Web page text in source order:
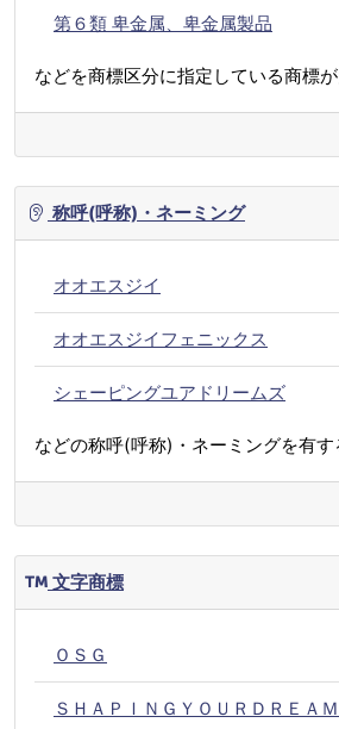
第６類 卑金属、卑金属製品
などを商標区分に指定している商標が
称呼(呼称)・ネーミング
オオエスジイ
オオエスジイフェニックス
シェーピングユアドリームズ
などの称呼(呼称)・ネーミングを有す
文字商標
ＯＳＧ
ＳＨＡＰＩＮＧＹＯＵＲＤＲＥＡ